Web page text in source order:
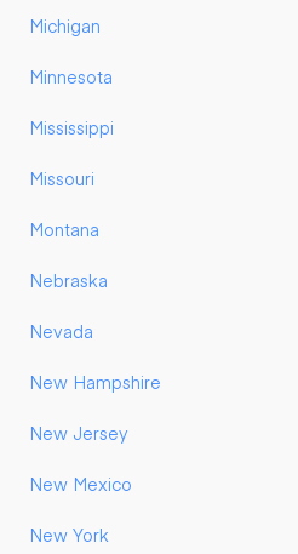
Michigan
Minnesota
Mississippi
Missouri
Montana
Nebraska
Nevada
New Hampshire
New Jersey
New Mexico
New York